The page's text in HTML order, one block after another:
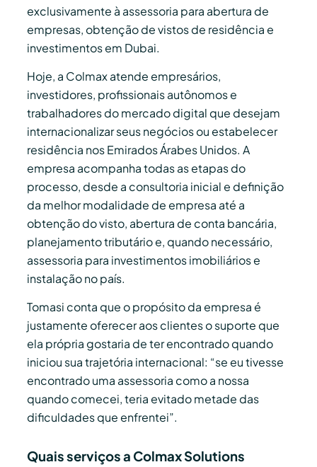
exclusivamente à assessoria para abertura de
empresas, obtenção de vistos de residência e
investimentos em Dubai.
Hoje, a Colmax atende empresários,
investidores, profissionais autônomos e
trabalhadores do mercado digital que desejam
internacionalizar seus negócios ou estabelecer
residência nos Emirados Árabes Unidos. A
empresa acompanha todas as etapas do
processo, desde a consultoria inicial e definição
da melhor modalidade de empresa até a
obtenção do visto, abertura de conta bancária,
planejamento tributário e, quando necessário,
assessoria para investimentos imobiliários e
instalação no país.
Tomasi conta que o propósito da empresa é
justamente oferecer aos clientes o suporte que
ela própria gostaria de ter encontrado quando
iniciou sua trajetória internacional: “se eu tivesse
encontrado uma assessoria como a nossa
quando comecei, teria evitado metade das
dificuldades que enfrentei”.
Quais serviços a Colmax Solutions